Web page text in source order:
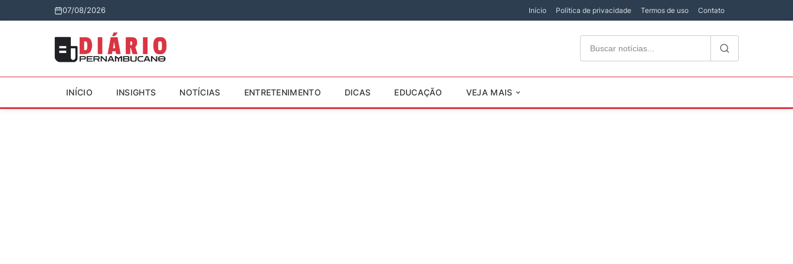
07/08/2026 Início Política de privacidade Termos de uso Contato
INÍCIO INSIGHTS NOTÍCIAS ENTRETENIMENTO DICAS EDUCAÇÃO VEJA MAIS